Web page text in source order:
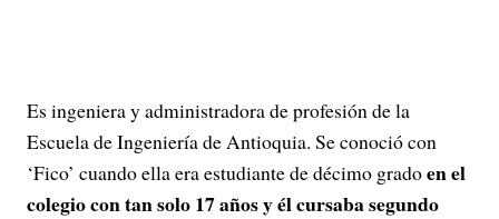
Es ingeniera y administradora de profesión de la
Escuela de Ingeniería de Antioquia. Se conoció con
‘Fico’ cuando ella era estudiante de décimo gradoen el
colegio con tan solo 17 años y él cursaba segundo